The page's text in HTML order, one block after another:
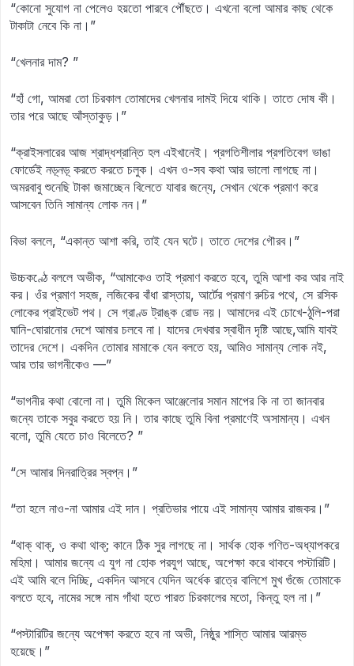
“কোনো সুযোগ না পেলেও হয়তো পারবে পৌঁছতে। এখনো বলো আমার কাছ থেকে
টাকাটা নেবে কি না।”
“খেলনার দাম? ”
“হাঁ গো, আমরা তো চিরকাল তোমাদের খেলনার দামই দিয়ে থাকি। তাতে দোষ কী।
তার পরে আছে আঁস্তাকুড়।”
“ক্রাইসলারের আজ শ্রাদ্ধশ্রান্তি হল এইখানেই। প্রগতিশীলার প্রগতিবেগ ভাঙা
ফোর্ডেই নড়্‌নড়্‌ করতে করতে চলুক। এখন ও-সব কথা আর ভালো লাগছে না।
অমরবাবু শুনেছি টাকা জমাচ্ছেন বিলেতে যাবার জন্যে, সেখান থেকে প্রমাণ করে
আসবেন তিনি সামান্য লোক নন।”
বিভা বললে, “একান্ত আশা করি, তাই যেন ঘটে। তাতে দেশের গৌরব।”
উচ্চকণ্ঠে বললে অভীক, “আমাকেও তাই প্রমাণ করতে হবে, তুমি আশা কর আর নাই
কর। ওঁর প্রমাণ সহজ, লজিকের বাঁধা রাস্তায়, আর্টের প্রমাণ রুচির পথে, সে রসিক
লোকের প্রাইভেট পথ। সে গ্রাণ্ড ট্রাঙ্ক রোড নয়। আমাদের এই চোখে-ঠুলি-পরা
ঘানি-ঘোরানোর দেশে আমার চলবে না। যাদের দেখবার স্বাধীন দৃষ্টি আছে,আমি যাবই
তাদের দেশে। একদিন তোমার মামাকে যেন বলতে হয়, আমিও সামান্য লোক নই,
আর তার ভাগনীকেও —”
“ভাগনীর কথা বোলো না। তুমি মিকেল আঞ্জেলোর সমান মাপের কি না তা জানবার
জন্যে তাকে সবুর করতে হয় নি। তার কাছে তুমি বিনা প্রমাণেই অসামান্য। এখন
বলো, তুমি যেতে চাও বিলেতে? ”
“সে আমার দিনরাত্রির স্বপ্ন।”
“তা হলে নাও-না আমার এই দান। প্রতিভার পায়ে এই সামান্য আমার রাজকর।”
“থাক্‌ থাক্‌, ও কথা থাক্‌; কানে ঠিক সুর লাগছে না। সার্থক হোক গণিত-অধ্যাপকরে
মহিমা। আমার জন্যে এ যুগ না হোক পরযুগ আছে, অপেক্ষা করে থাকবে পস্টারিটি।
এই আমি বলে দিচ্ছি, একদিন আসবে যেদিন অর্ধেক রাত্রে বালিশে মুখ গুঁজে তোমাকে
বলতে হবে, নামের সঙ্গে নাম গাঁথা হতে পারত চিরকালের মতো, কিন্তু হল না।”
“পস্টারিটির জন্যে অপেক্ষা করতে হবে না অভী, নিষ্ঠুর শাস্তি আমার আরম্ভ
হয়েছে।”